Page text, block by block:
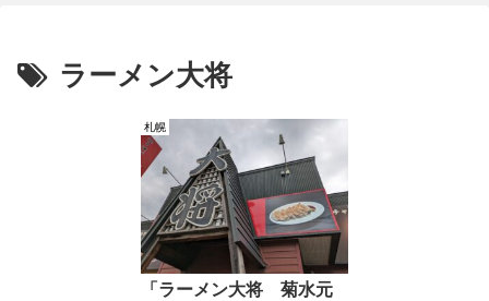
ラーメン大将
札幌
「ラーメン大将 菊水元